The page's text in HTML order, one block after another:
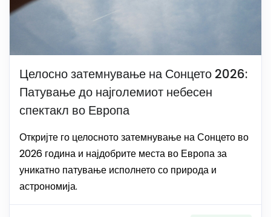
Целосно затемнување на Сонцето 2026:
Патување до најголемиот небесен
спектакл во Европа
Откријте го целосното затемнување на Сонцето во
2026 година и најдобрите места во Европа за
уникатно патување исполнето со природа и
астрономија.